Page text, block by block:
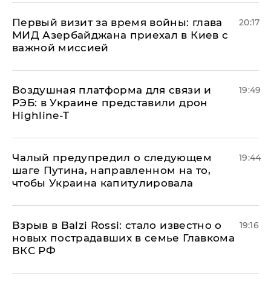
Первый визит за время войны: глава
МИД Азербайджана приехал в Киев с
важной миссией
20:17
Воздушная платформа для связи и
РЭБ: в Украине представили дрон
Highline-T
19:49
Чалый предупредил о следующем
шаге Путина, направленном на то,
чтобы Украина капитулировала
19:44
Взрыв в Balzi Rossi: стало известно о
новых пострадавших в семье Главкома
ВКС РФ
19:16